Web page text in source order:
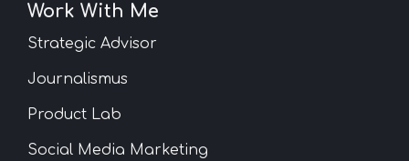
Work With Me
Strategic Advisor
Journalismus
Product Lab
Social Media Marketing